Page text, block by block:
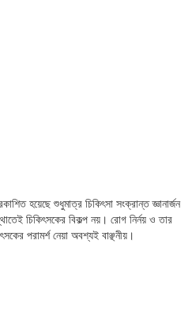
হয়েছে শুধুমাত্র চিকিৎসা সংক্রান্ত জ্ঞানার্জন
চিকিৎসকের বিকল্প নয়। রোগ নির্নয় ও তার
পরামর্শ নেয়া অবশ্যই বাঞ্ছনীয়।